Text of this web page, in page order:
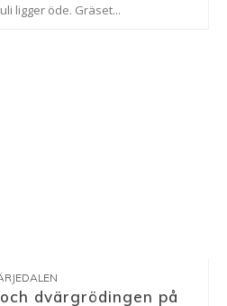
ligger öde. Gräset...
dvärgrödingen på